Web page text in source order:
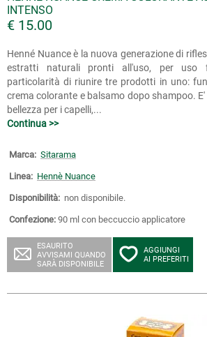
INTENSO
€ 15.00
Henné Nuance è la nuova generazione di
estratti naturali pronti all'uso, per uso
particolarità di riunire tre prodotti in uno:
crema colorante e balsamo dopo shampoo.
bellezza per i capelli,...
Continua >>
Marca: Sitarama
Linea: Hennè Nuance
Disponibilità: non disponibile.
Confezione: 90 ml con beccuccio applicatore
ESAURITO
AVVISAMI QUANDO
SARÀ DISPONIBILE
AGGIUNGI
AI PREFERITI